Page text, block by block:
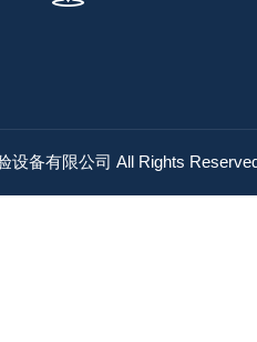
设备有限公司 All Rights